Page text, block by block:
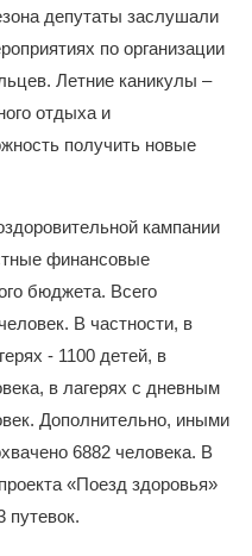
депутаты заслушали
по организации
Летние каникулы –
отдыха и
получить новые
кампании
финансовые
бюджета. Всего
В частности, в
- 1100 детей, в
в лагерях с дневным
Дополнительно, иными
6882 человека. В
«Поезд здоровья»
путевок.